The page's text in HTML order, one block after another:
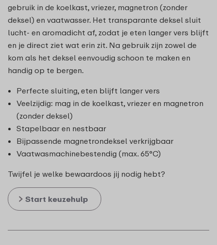
gebruik in de koelkast, vriezer, magnetron (zonder
deksel) en vaatwasser. Het transparante deksel sluit
lucht- en aromadicht af, zodat je eten langer vers blijft
en je direct ziet wat erin zit. Na gebruik zijn zowel de
kom als het deksel eenvoudig schoon te maken en
handig op te bergen.
Perfecte sluiting, eten blijft langer vers
Veelzijdig: mag in de koelkast, vriezer en magnetron
(zonder deksel)
Stapelbaar en nestbaar
Bijpassende magnetrondeksel verkrijgbaar
Vaatwasmachinebestendig (max. 65°C)
Twijfel je welke bewaardoos jij nodig hebt?
Start keuzehulp